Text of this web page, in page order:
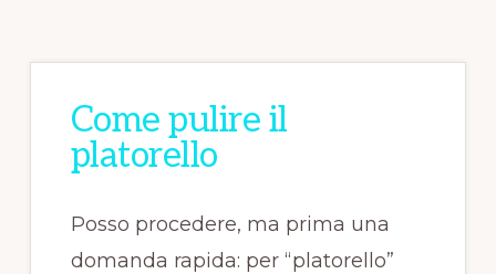
Come pulire il
platorello
Posso procedere, ma prima una
domanda rapida: per “platorello”